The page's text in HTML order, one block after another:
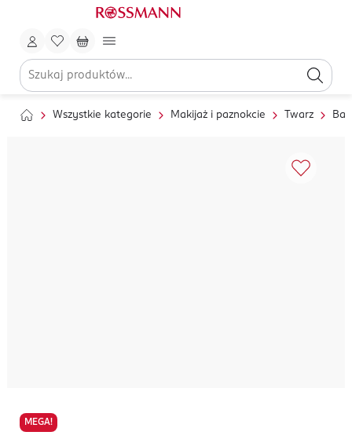
Wszystkie kategorie Makijaż i paznokcie Twarz
MEGA!